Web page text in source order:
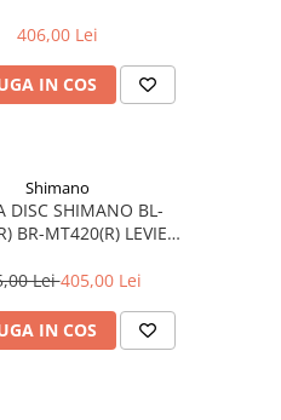
PLACUTE RESIN
406,00 Lei
IN COS
Shimano
DISC SHIMANO BL-
BR-MT420(R) LEVIER
/ J-Kit / Placute resin
Lei405,00 Lei
IN COS